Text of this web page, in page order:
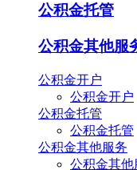
公积金托管
公积金其他服
公积金开户
公积金开户
公积金托管
公积金托管
公积金其他服务
公积金其他